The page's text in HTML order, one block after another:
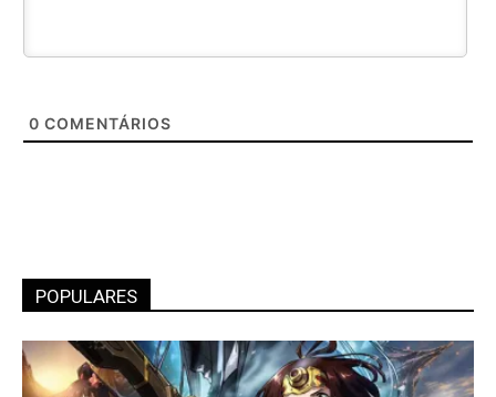
0 COMENTÁRIOS
POPULARES